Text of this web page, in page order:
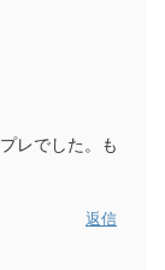
レでした。も
返信